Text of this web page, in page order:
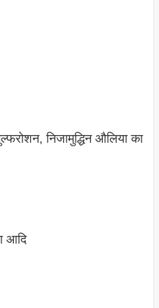
निजामुद्धिन औलिया का
आदि